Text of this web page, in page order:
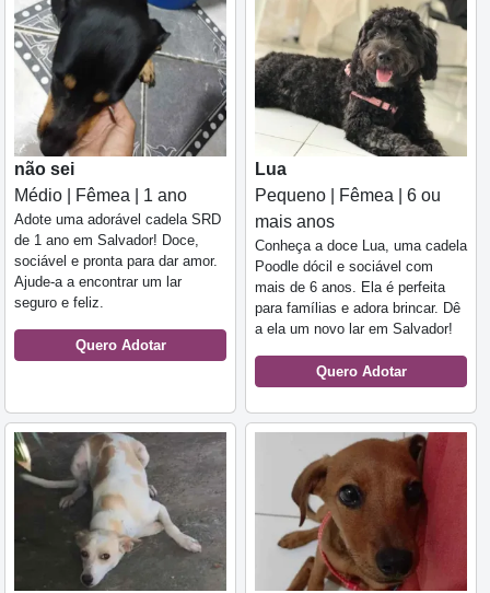
não sei
Médio | Fêmea | 1 ano
Adote uma adorável cadela SRD
de 1 ano em Salvador! Doce,
sociável e pronta para dar amor.
Ajude-a a encontrar um lar
seguro e feliz.
Quero Adotar
Lua
Pequeno | Fêmea | 6 ou
mais anos
Conheça a doce Lua, uma cadela
Poodle dócil e sociável com
mais de 6 anos. Ela é perfeita
para famílias e adora brincar. Dê
a ela um novo lar em Salvador!
Quero Adotar